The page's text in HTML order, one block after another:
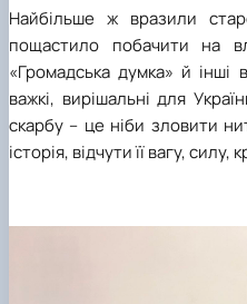
Найбільше ж вразили
пощастило побачити на
«Громадська думка» й
важкі, вирішальні для
скарбу – це ніби зловити
історія, відчути її вагу, силу,